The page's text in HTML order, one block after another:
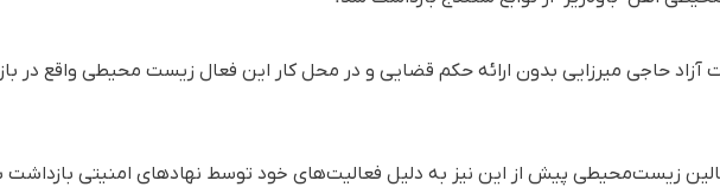
آزاد حاجی میرزایی بدون ارائه حکم قضایی و در محل کار این فعال زیست‌ محیطی واقع در
زیست‌محیطی پیش از این نیز به دلیل فعالیت‌های خود توسط نهادهای امنیتی بازداشت